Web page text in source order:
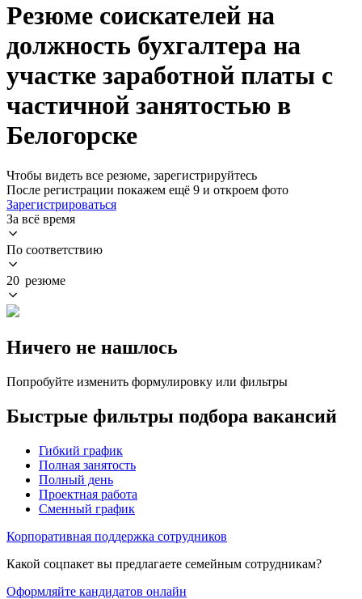
Резюме соискателей на
должность бухгалтера на
участке заработной платы с
частичной занятостью в
Белогорске
Чтобы видеть все резюме, зарегистрируйтесь
После регистрации покажем ещё 9 и откроем фото
Зарегистрироваться
За всё время
По соответствию
20 резюме
Ничего не нашлось
Попробуйте изменить формулировку или фильтры
Быстрые фильтры подбора вакансий
Гибкий график
Полная занятость
Полный день
Проектная работа
Сменный график
Корпоративная поддержка сотрудников
Какой соцпакет вы предлагаете семейным сотрудникам?
Оформляйте кандидатов онлайн